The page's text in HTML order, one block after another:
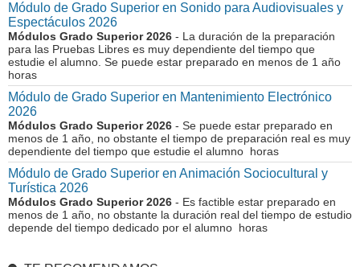
Módulo de Grado Superior en Sonido para Audiovisuales y
Espectáculos 2026
Módulos Grado Superior 2026 - La duración de la preparación
para las Pruebas Libres es muy dependiente del tiempo que
estudie el alumno. Se puede estar preparado en menos de 1 año
horas
Módulo de Grado Superior en Mantenimiento Electrónico
2026
Módulos Grado Superior 2026 - Se puede estar preparado en
menos de 1 año, no obstante el tiempo de preparación real es muy
dependiente del tiempo que estudie el alumno horas
Módulo de Grado Superior en Animación Sociocultural y
Turística 2026
Módulos Grado Superior 2026 - Es factible estar preparado en
menos de 1 año, no obstante la duración real del tiempo de estudio
depende del tiempo dedicado por el alumno horas